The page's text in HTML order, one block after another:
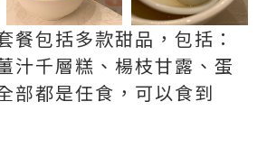
餐包括多款甜品，包括：
汁千層糕、楊枝甘露、蛋
部都是任食，可以食到